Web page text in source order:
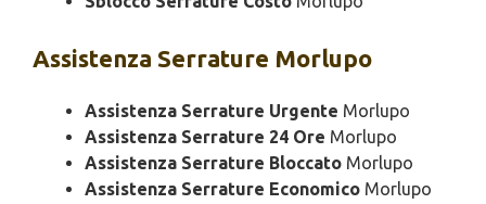
Assistenza Serrature Morlupo
Assistenza Serrature Urgente Morlupo
Assistenza Serrature 24 Ore Morlupo
Assistenza Serrature Bloccato Morlupo
Assistenza Serrature Economico Morlupo